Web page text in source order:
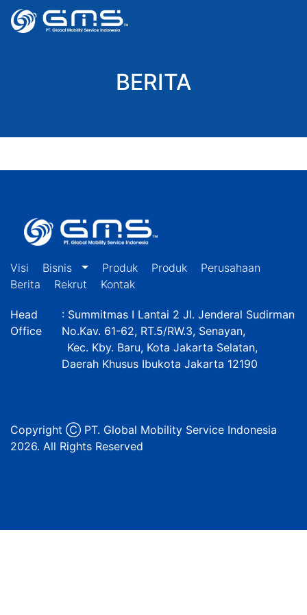
BERITA
Visi Bisnis Produk Produk
Perusahaan
Berita
Rekrut Kontak
Head
Office
: Summitmas I Lantai 2 Jl. Jenderal Sudirman
No.Kav. 61-62, RT.5/RW.3, Senayan,
Kec. Kby. Baru, Kota Jakarta Selatan,
Daerah Khusus Ibukota Jakarta 12190
Copyright Ⓒ PT. Global Mobility Service Indonesia
2026. All Rights Reserved